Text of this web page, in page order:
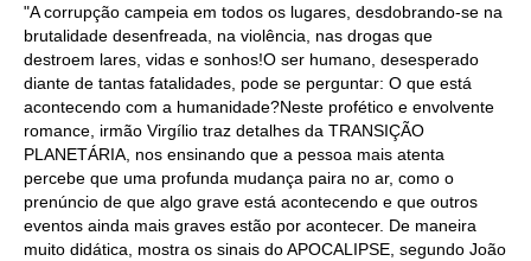
"A corrupção campeia em todos os lugares, desdobrando-se na
brutalidade desenfreada, na violência, nas drogas que
destroem lares, vidas e sonhos!O ser humano, desesperado
diante de tantas fatalidades, pode se perguntar: O que está
acontecendo com a humanidade?Neste profético e envolvente
romance, irmão Virgílio traz detalhes da TRANSIÇÃO
PLANETÁRIA, nos ensinando que a pessoa mais atenta
percebe que uma profunda mudança paira no ar, como o
prenúncio de que algo grave está acontecendo e que outros
eventos ainda mais graves estão por acontecer. De maneira
muito didática, mostra os sinais do APOCALIPSE, segundo João